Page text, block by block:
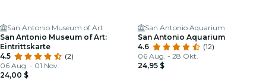
San Antonio Museum of Art
San Antonio Museum of Art:
Eintrittskarte
4.5
(2)
06 Aug. - 01 Nov.
24,00 $
San Antonio Aquarium
San Antonio Aquarium
4.6
(12)
06 Aug. - 28 Okt.
24,95 $